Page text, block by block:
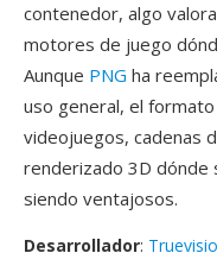
contenedor, algo
motores de juego
Aunque PNG ha
uso general, el
videojuegos, cadenas
renderizado 3D dónde
siendo ventajosos.
Desarrollador: